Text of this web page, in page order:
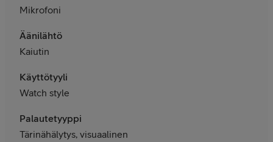
Mikrofoni
Äänilähtö
Kaiutin
Käyttötyyli
Watch style
Palautetyyppi
Tärinähälytys, visuaalinen